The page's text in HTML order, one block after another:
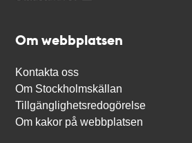
Om webbplatsen
Kontakta oss
Om Stockholmskällan
Tillgänglighetsredogörelse
Om kakor på webbplatsen